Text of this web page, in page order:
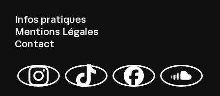
Infos pratiques
Mentions Légales
Contact